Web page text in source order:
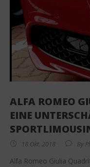
ALFA ROMEO
EINE
18 Okt. 2018 By
Alfa Romeo Giulia